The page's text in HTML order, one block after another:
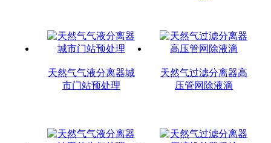
天然气气液分离器城
市门站预处理
天然气过滤分离器高
压管网除液滴